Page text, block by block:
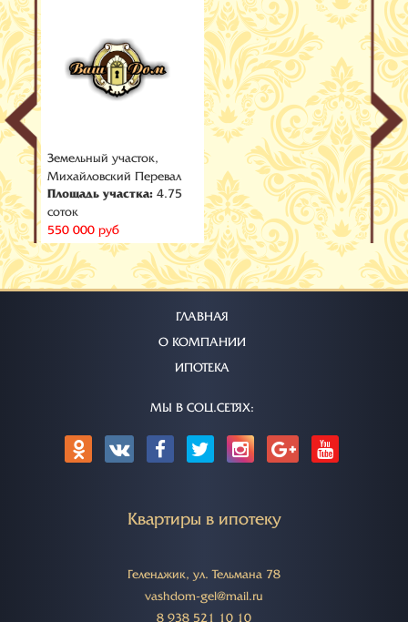
Земельный участок,
Михайловский Перевал
Площадь участка: 4.75
соток
550 000 руб
ГЛАВНАЯ
О КОМПАНИИ
ИПОТЕКА
МЫ В СОЦ.СЕТЯХ:
Квартиры в ипотеку
Геленджик, ул. Тельмана 78
vashdom-gel@mail.ru
8 938 521 10 10